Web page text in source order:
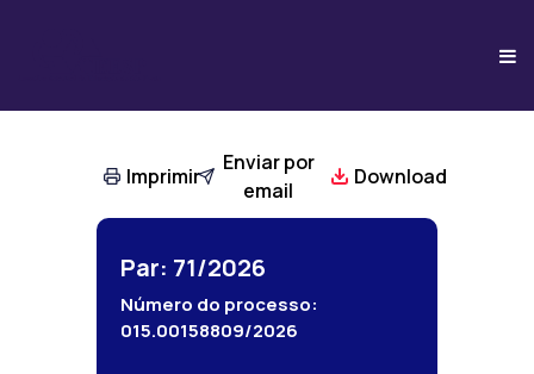
Imprimir
Enviar por
email
Download
Par: 71/2026
Número do processo:
015.00158809/2026